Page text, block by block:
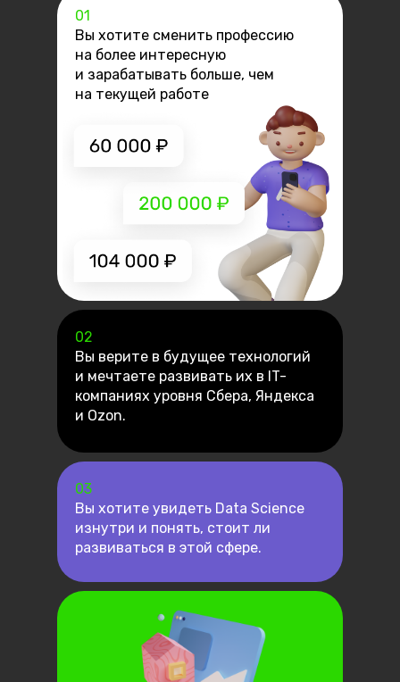
01
Вы хотите сменить профессию
на более интересную
и зарабатывать больше, чем
на текущей работе
02
Вы верите в будущее технологий
и мечтаете развивать их в IT-
компаниях уровня Сбера, Яндекса
и Ozon.
03
Вы хотите увидеть Data Science
изнутри и понять, стоит ли
развиваться в этой сфере.